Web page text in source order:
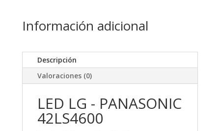
Información adicional
Descripción
Valoraciones (0)
LED LG - PANASONIC
42LS4600